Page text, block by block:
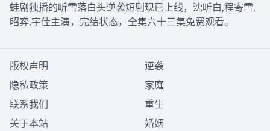
蛙剧独播的听雪落白头逆袭短剧现已上线，沈听白,程寄雪,
昭弈,宇佳主演，完结状态，全集六十三集免费观看。
版权声明
隐私政策
联系我们
关于本站
逆袭
家庭
重生
婚姻